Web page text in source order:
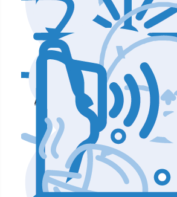
Аппараты по уходу и
Аппараты для массажа и
Аппараты для лазерных